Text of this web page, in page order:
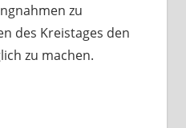
zu
des Kreistages den
zu machen.